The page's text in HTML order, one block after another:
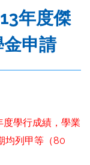
年度傑
申請
度學行成績，學業
均列甲等（80